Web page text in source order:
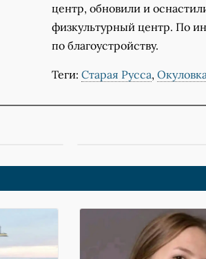
центр, обновили и
физкультурный центр. По
по благоустройству.
Теги: Старая Русса, Окуловка